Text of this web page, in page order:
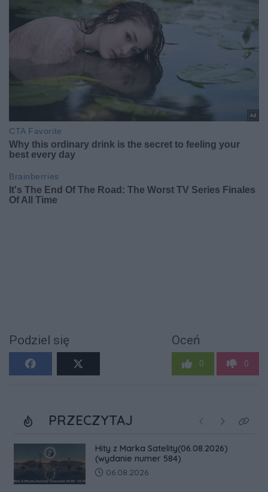
Podziel się Oceń
0 0
PRZECZYTAJ Poprzednie
NastępneKliknij
Hity z Marka Satelity(06.08.2026)
(wydanie numer 584)
Data dodania artykułu:
06.08.2026